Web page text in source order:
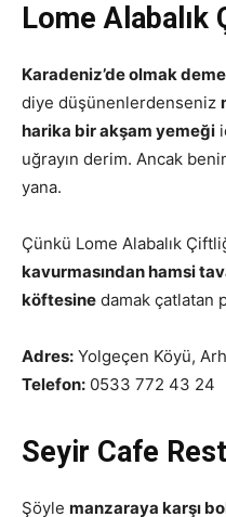
Lome Alabalık
Karadeniz’de olmak
diye düşünenlerdenseniz
harika bir akşam yemeği
uğrayın derim. Ancak
yana.
Çünkü Lome Alabalık
kavurmasından hamsi
köftesine damak çatlatan
Adres: Yolgeçen Köyü,
Telefon: 0533 772 43 24
Seyir Cafe
Şöyle manzaraya karşı